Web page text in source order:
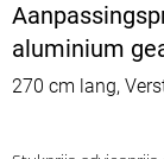
aluminium
270 cm lang,